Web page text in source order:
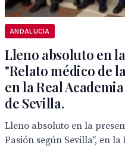
ANDALUCÍA
Lleno absoluto en
"Relato médico de
en la Real
de Sevilla.
Lleno absoluto en la
Pasión según Sevilla", en